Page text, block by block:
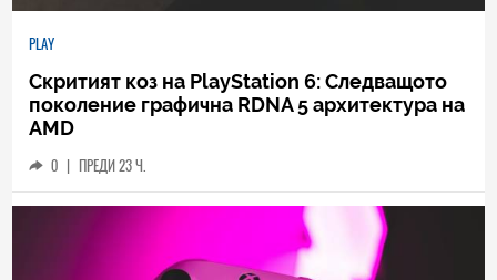
PLAY
Скритият коз на PlayStation 6: Следващото
поколение графична RDNA 5 архитектура на
AMD
0 | ПРЕДИ 23 Ч.